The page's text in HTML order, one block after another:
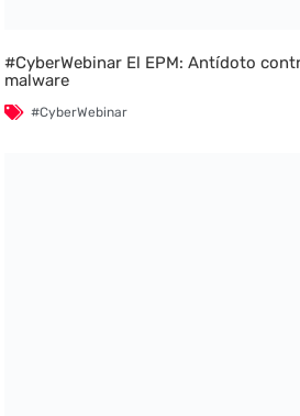
#CyberWebinar El EPM: Antídoto
malware
#CyberWebinar